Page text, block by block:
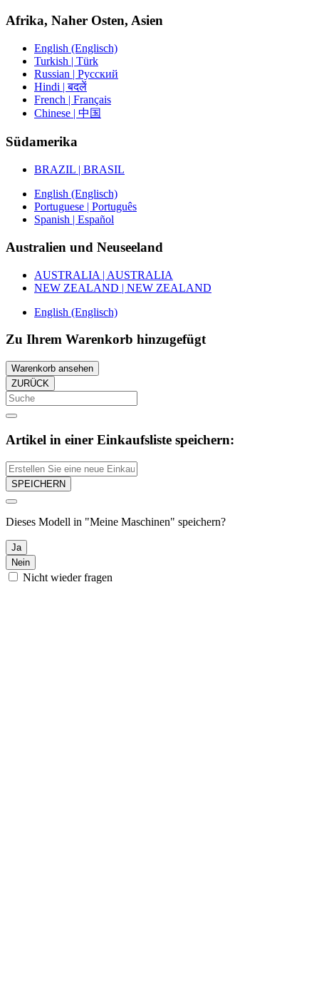
Afrika, Naher Osten, Asien
English (Englisch)
Turkish | Türk
Russian | Русский
Hindi | बदलें
French | Français
Chinese | 中国
Südamerika
BRAZIL | BRASIL
English (Englisch)
Portuguese | Português
Spanish | Español
Australien und Neuseeland
AUSTRALIA | AUSTRALIA
NEW ZEALAND | NEW ZEALAND
English (Englisch)
Zu Ihrem Warenkorb hinzugefügt
Warenkorb ansehen
ZURÜCK
Artikel in einer Einkaufsliste speichern:
SPEICHERN
Dieses Modell in "Meine Maschinen" speichern?
Ja
Nein
Nicht wieder fragen